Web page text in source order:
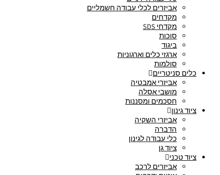
אביזרים לכלי עבודה חשמליים
מקדחים
מקדחי SDS
סוכות
ביגוד
ארגזי כלים וארגוניות
סולמות
כלים סניטריים
אביזרי אמבטיה
מושבי אסלה
חסכמים ומסננות
ציוד גינון
אביזרי השקיה
הדברה
כלי עבודה לגינון
ציוד גן
ציוד טכני
אביזרים לרכב